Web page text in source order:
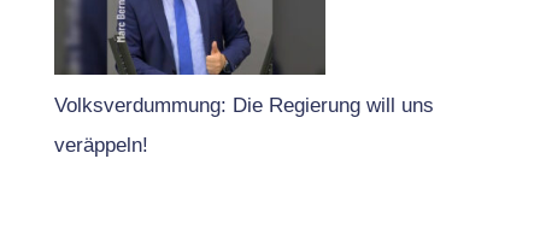
Volksverdummung: Die Regierung will uns
veräppeln!